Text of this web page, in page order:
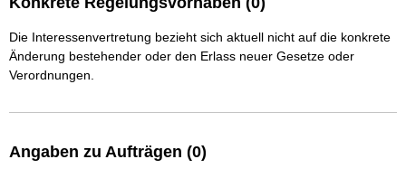
Die Interessenvertretung bezieht sich aktuell nicht auf die konkrete
Änderung bestehender oder den Erlass neuer Gesetze oder
Verordnungen.
Angaben zu Aufträgen (0)